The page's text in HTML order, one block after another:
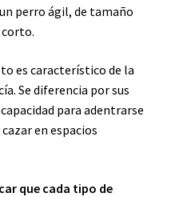
perro ágil, de tamaño
corto.
es característico de la
Se diferencia por sus
para adentrarse
en espacios
que cada tipo de